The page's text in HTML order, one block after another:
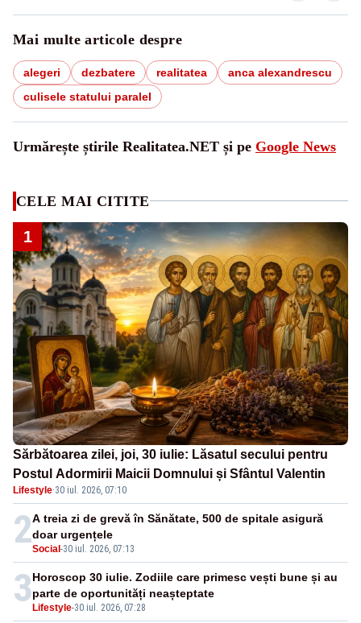
Mai multe articole despre
alegeri dezbatere realitatea
anca alexandrescu
culisele statului paralel
Urmărește știrile Realitatea.NET și pe Google News
CELE MAI CITITE
1
Sărbătoarea zilei, joi, 30 iulie: Lăsatul secului pentru
Postul Adormirii Maicii Domnului și Sfântul Valentin
Lifestyle·30 iul. 2026, 07:10
2Social -30 iul. 2026, 07:13
A treia zi de grevă în Sănătate, 500 de spitale asigură
doar urgențele
3 Lifestyle-30 iul. 2026, 07:28
Horoscop 30 iulie. Zodiile care primesc vești bune și au
parte de oportunități neașteptate